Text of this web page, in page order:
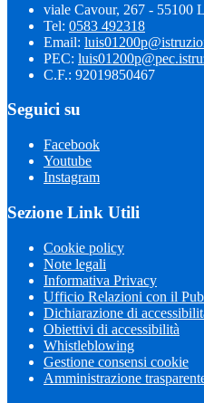
viale Cavour, 267 - 55100
Tel: 0583 492318
Email:
PEC:
C.F.: 92019850467
Seguici su
Facebook
Youtube
Instagram
Sezione Link Utili
Cookie policy
Note legali
Informativa Privacy
Ufficio Relazioni con il
Dichiarazione di
Obiettivi di accessibilità
Whistleblowing
Gestione consensi cookie
Amministrazione